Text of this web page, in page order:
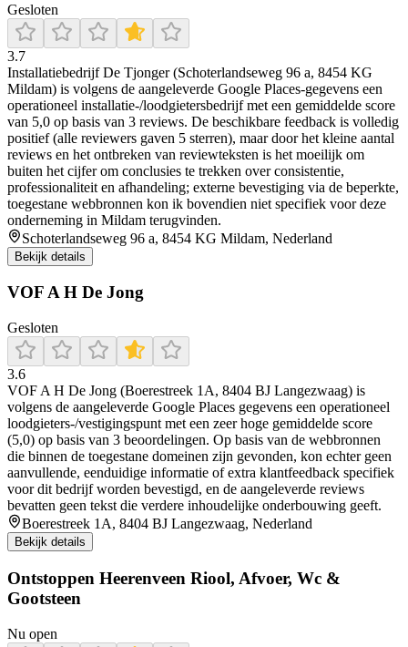
Gesloten
3.7
Installatiebedrijf De Tjonger (Schoterlandseweg 96 a, 8454 KG
Mildam) is volgens de aangeleverde Google Places-gegevens een
operationeel installatie-/loodgietersbedrijf met een gemiddelde score
van 5,0 op basis van 3 reviews. De beschikbare feedback is volledig
positief (alle reviewers gaven 5 sterren), maar door het kleine aantal
reviews en het ontbreken van reviewteksten is het moeilijk om
buiten het cijfer om conclusies te trekken over consistentie,
professionaliteit en afhandeling; externe bevestiging via de beperkte,
toegestane webbronnen kon ik bovendien niet specifiek voor deze
onderneming in Mildam terugvinden.
Schoterlandseweg 96 a, 8454 KG Mildam, Nederland
Bekijk details
VOF A H De Jong
Gesloten
3.6
VOF A H De Jong (Boerestreek 1A, 8404 BJ Langezwaag) is
volgens de aangeleverde Google Places gegevens een operationeel
loodgieters-/vestigingspunt met een zeer hoge gemiddelde score
(5,0) op basis van 3 beoordelingen. Op basis van de webbronnen
die binnen de toegestane domeinen zijn gevonden, kon echter geen
aanvullende, eenduidige informatie of extra klantfeedback specifiek
voor dit bedrijf worden bevestigd, en de aangeleverde reviews
bevatten geen tekst die verdere inhoudelijke onderbouwing geeft.
Boerestreek 1A, 8404 BJ Langezwaag, Nederland
Bekijk details
Ontstoppen Heerenveen Riool, Afvoer, Wc &
Gootsteen
Nu open